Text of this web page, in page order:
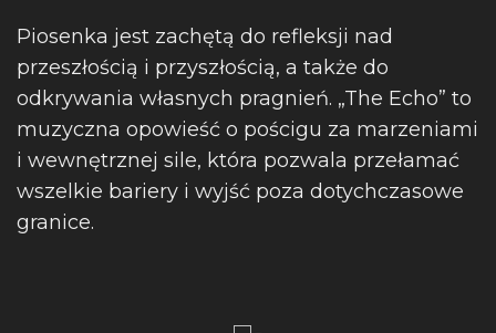
Piosenka jest zachętą do refleksji nad
przeszłością i przyszłością, a także do
odkrywania własnych pragnień. „The Echo” to
muzyczna opowieść o pościgu za marzeniami
i wewnętrznej sile, która pozwala przełamać
wszelkie bariery i wyjść poza dotychczasowe
granice.